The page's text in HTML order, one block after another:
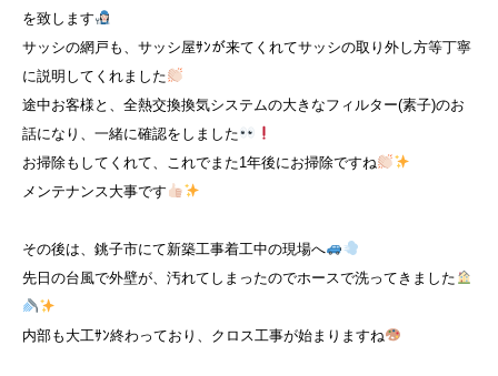
を致します
サッシの網戸も、サッシ屋ｻﾝが来てくれてサッシの取り外し方等丁寧
に説明してくれました
途中お客様と、全熱交換換気システムの大きなフィルター(素子)のお
話になり、一緒に確認をしました
お掃除もしてくれて、これでまた1年後にお掃除ですね
メンテナンス大事です
その後は、銚子市にて新築工事着工中の現場へ
先日の台風で外壁が、汚れてしまったのでホースで洗ってきました
内部も大工ｻﾝ終わっており、クロス工事が始まりますね